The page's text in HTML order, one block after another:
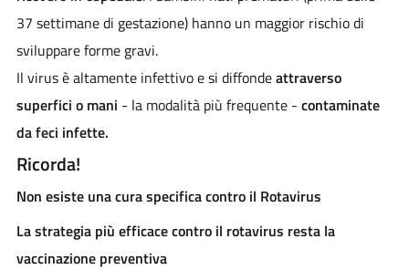
37 settimane di gestazione) hanno un maggior rischio di
sviluppare forme gravi.
Il virus è altamente infettivo e si diffondeattraverso
superfici o mani - la modalità più frequente - contaminate
da feci infette.
Ricorda!
Non esiste una cura specifica contro il Rotavirus
La strategia più efficace contro il rotavirus resta la
vaccinazione preventiva